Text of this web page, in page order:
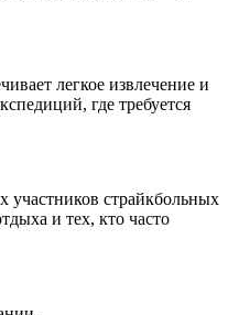
легкое извлечение и
где требуется
участников страйкбольных
и тех, кто часто